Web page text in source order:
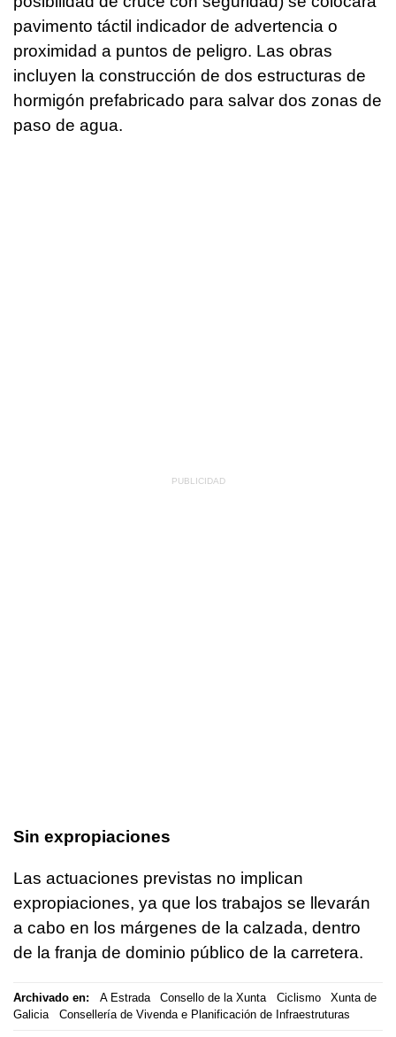
pavimento táctil indicador de advertencia o
proximidad a puntos de peligro. Las obras
incluyen la construcción de dos estructuras de
hormigón prefabricado para salvar dos zonas de
paso de agua.
Sin expropiaciones
Las actuaciones previstas no implican
expropiaciones, ya que los trabajos se llevarán
a cabo en los márgenes de la calzada, dentro
de la franja de dominio público de la carretera.
Archivado en: A Estrada Consello de la Xunta Ciclismo
Xunta de
Galicia
Consellería de Vivenda e Planificación de Infraestruturas